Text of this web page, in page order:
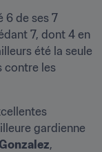
6 de ses 7
7, dont 4 en
été la seule
contre les
gardienne
,